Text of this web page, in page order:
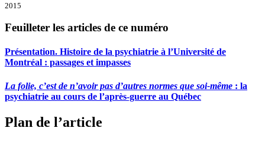
2015
Feuilleter les articles de ce numéro
Présentation. Histoire de la psychiatrie à l’Université de
Montréal : passages et impasses
La folie, c’est de n’avoir pas d’autres normes que soi-même : la
psychiatrie au cours de l’après-guerre au Québec
Plan de l’article